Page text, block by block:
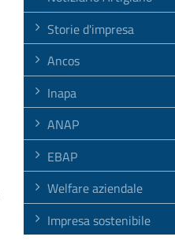
Storie d'impresa
Ancos
Inapa
ANAP
EBAP
Welfare aziendale
Impresa sostenibile